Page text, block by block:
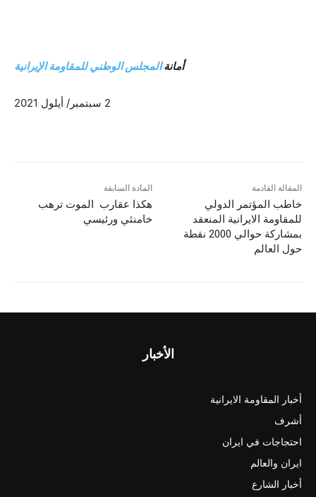
أمانةالمجلس الوطني للمقاومة الإيرانية
2 سبتمبر/ أيلول 2021
المادة السابقة
هکذا عقارب الموت ترهب
خامنئي ورئيسي
المقالة القادمة
خاطب المؤتمر الدولي
للمقاومة الایرانیة المنعقد
بمشاركة حوالي 2000 نقطة
حول العالم
الأخبار
أخبار المقاومة الايرانية
أشرف
احتجاجات في ايران
ايران والعالم
أخبار الشارع